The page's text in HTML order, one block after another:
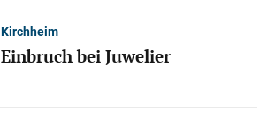
Kirchheim
Einbruch bei Juwelier